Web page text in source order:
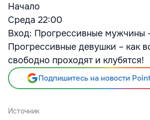
Начало
Среда 22:00
Вход: Прогрессивные мужчины
Прогрессивные девушки – как
свободно проходят и клубятся!
Подпишитесь на новости
Источник